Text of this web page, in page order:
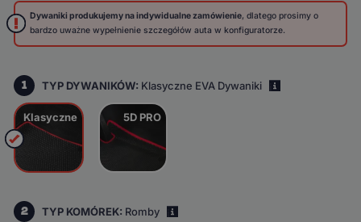
Dywaniki produkujemy na indywidualne zamówienie, dlatego prosimy o
bardzo uważne wypełnienie szczegółów auta w konfiguratorze.
1 TYP DYWANIKÓW: Klasyczne EVA Dywaniki
Klasyczne 5D PRO
2 TYP KOMÓREK: Romby